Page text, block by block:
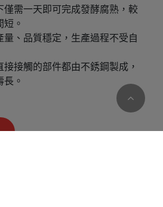
僅需一天即可完成發酵腐熟，較
。
量、品質穩定，生產過程不受自
接觸的部件都由不銹鋼製成，
。